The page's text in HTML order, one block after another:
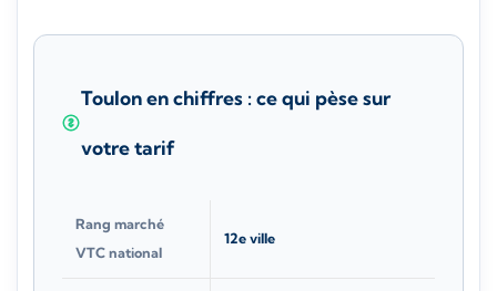
Toulon en chiffres : ce qui pèse sur
votre tarif
Rang marché
VTC national
12e ville